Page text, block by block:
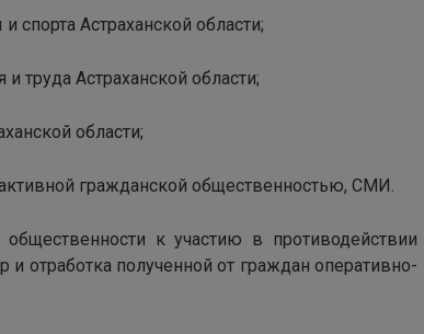
спорта Астраханской области;
труда Астраханской области;
области;
гражданской общественностью, СМИ.
к участию в противодействии
и отработка полученной от граждан оперативно-